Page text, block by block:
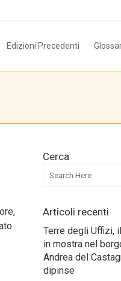
Edizioni Precedenti
Cerca
Articoli recenti
Terre degli Uffizi,
in mostra nel
Andrea del
dipinse